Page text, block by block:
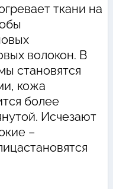
ткани на
волокон. В
становятся
кожа
более
Исчезают
–